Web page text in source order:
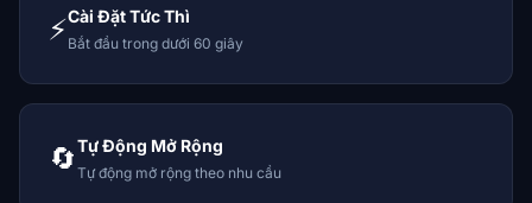
⚡Cài Đặt Tức Thì
Bắt đầu trong dưới 60 giây
🔄Tự Động Mở Rộng
Tự động mở rộng theo nhu cầu